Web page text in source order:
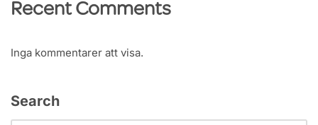
Recent Comments
Inga kommentarer att visa.
Search